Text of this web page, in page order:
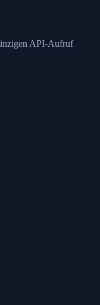
API-Aufruf